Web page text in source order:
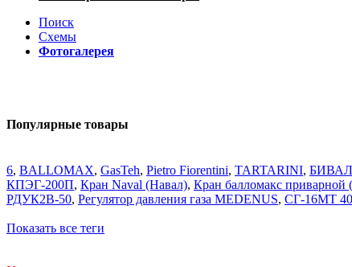
Поиск
Схемы
Фотогалерея
Популярные товары
6, BALLOMAX, GasTeh, Pietro Fiorentini, TARTARINI, БИВАЛ
КПЭГ-200П, Кран Naval (Навал), Кран балломакс
РДУК2В-50, Регулятор давления газа MEDENUS, СГ-16МТ
Показать все теги